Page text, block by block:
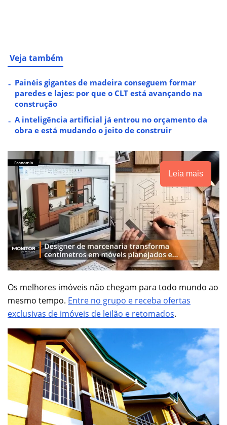
Veja também
Painéis gigantes de madeira conseguem formar
paredes e lajes: por que o CLT está avançando na
construção
A inteligência artificial já entrou no orçamento da
obra e está mudando o jeito de construir
Leia mais
Os melhores imóveis não chegam para todo mundo ao
mesmo tempo. Entre no grupo e receba ofertas
exclusivas de imóveis de leilão e retomados.